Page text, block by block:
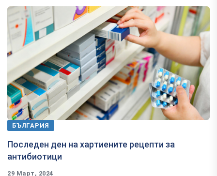
БЪЛГАРИЯ
Последен ден на хартиените рецепти за
антибиотици
29 Март, 2024